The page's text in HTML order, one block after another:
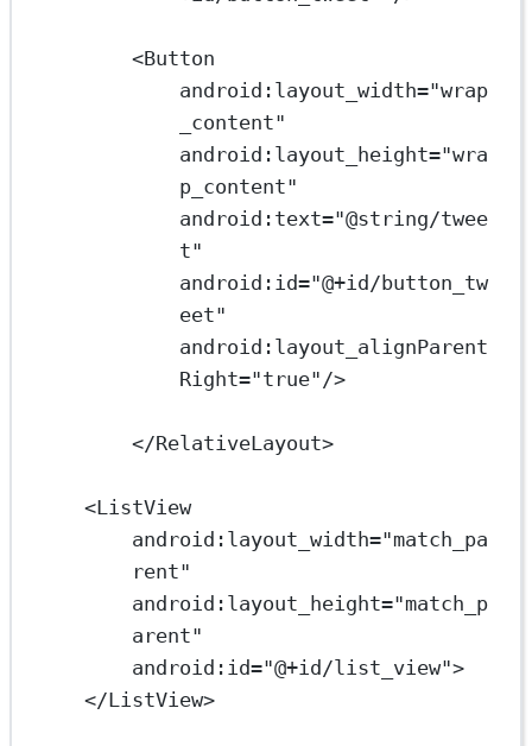
<Button
android:layout_width="wrap
_content"
android:layout_height="wra
p_content"
android:text="@string/twee
t"
android:id="@+id/button_tw
eet"
android:layout_alignParent
Right="true" />
</RelativeLayout>
<ListView
android:layout_width="match_pa
rent"
android:layout_height="match_p
arent"
android:id="@+id/list_view">
</ListView>